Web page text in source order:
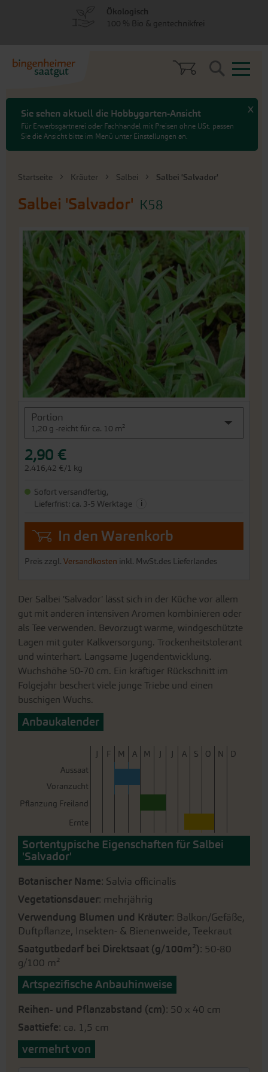
Sie sehen aktuell die Hobbygarten-Ansicht
Für Erwerbsgärtnerei oder Fachhandel mit Preisen ohne USt. passen
Sie die Ansicht bitte im Menü unter Einstellungen an.
x
Search
Startseite Kräuter Salbei Salbei 'Salvador'
Salbei 'Salvador' K58
Portion
1,20 g -reicht für ca. 10 m²
2,90 €
2.416,42 €/1 kg
Sofort versandfertig,
Lieferfrist: ca. 3-5 Werktage
i
In den Warenkorb
Preis zzgl. Versandkosten inkl. MwSt.des Lieferlandes
An
Bildergalerie
springen
An
Beginn
der
Bildergalerie
springen
Der Salbei 'Salvador' lässt sich in der Küche vor allem
gut mit anderen intensiven Aromen kombinieren oder
als Tee verwenden. Bevorzugt warme, windgeschützte
Lagen mit guter Kalkversorgung. Trockenheitstolerant
und winterhart. Langsame Jugendentwicklung.
Wuchshöhe 50-70 cm. Ein kräftiger Rückschnitt im
Folgejahr beschert viele junge Triebe und einen
buschigen Wuchs.
Anbaukalender
J F M A M J J A S O N
D
Aussaat
Voranzucht
Pflanzung Freiland
Ernte
Sortentypische Eigenschaften für Salbei
'Salvador'
Botanischer Name: Salvia officinalis
Vegetationsdauer: mehrjährig
Verwendung Blumen und Kräuter: Balkon/Gefäße,
Duftpflanze, Insekten- & Bienenweide, Teekraut
Saatgutbedarf bei Direktsaat (g/100m²): 50-80
g/100 m²
Artspezifische Anbauhinweise
Reihen- und Pflanzabstand (cm): 50 x 40 cm
Saattiefe: ca. 1,5 cm
vermehrt von
Ökologisch
100 % Bio & gentechnikfrei